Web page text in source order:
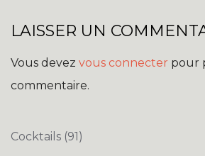
LAISSER UN
Vous devez vous connecter pour
commentaire.
Cocktails (91)